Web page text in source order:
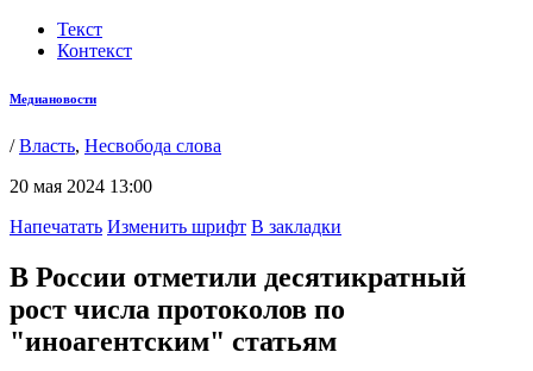
Текст
Контекст
Медиановости
/Власть, Несвобода слова
20 мая 2024 13:00
Напечатать Изменить шрифт В закладки
В России отметили десятикратный
рост числа протоколов по
"иноагентским" статьям